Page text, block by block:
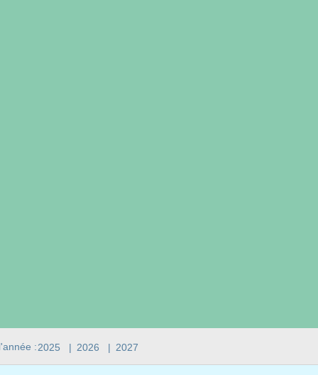
:2025 | 2026 | 2027